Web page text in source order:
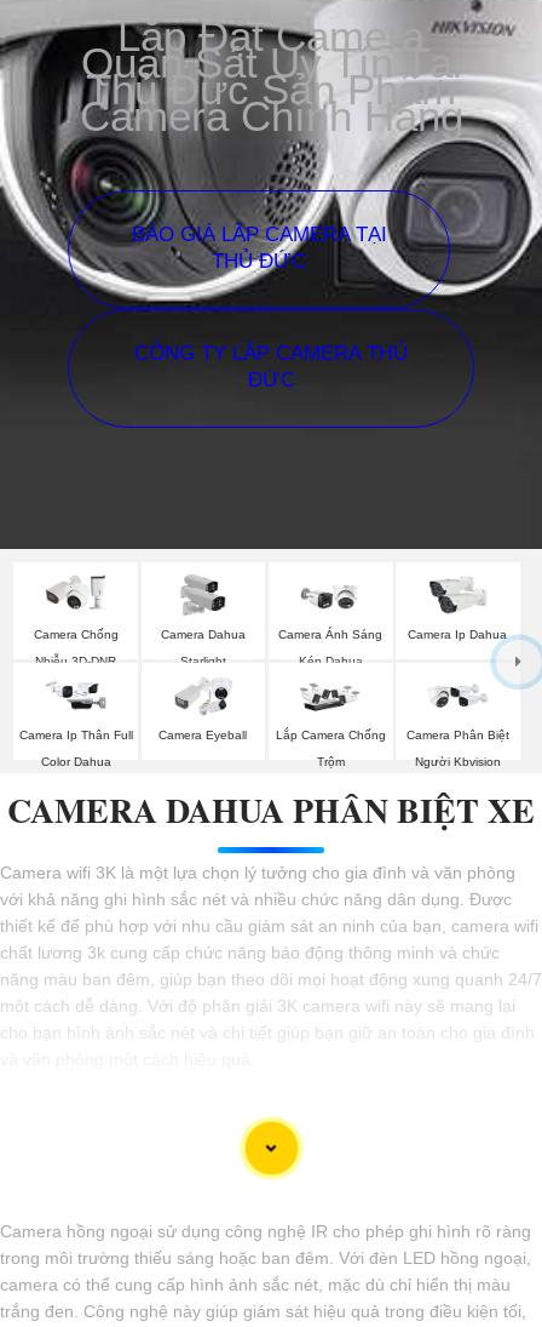
Lắp Đặt Camera
Quan Sát Uy Tín Tại
Thủ Đức Sản Phẩm
Camera Chính Hãng
BÁO GIÁ LẮP CAMERA TẠI
THỦ ĐỨC
CÔNG TY LẮP CAMERA THỦ
ĐỨC
Camera Chống
Nhiễu 3D-DNR
Dahua
Camera Dahua
Starlight
Camera Ánh Sáng
Kép Dahua
Camera Ip Dahua
Camera Ip Thân Full
Color Dahua
Camera Eyeball
Lắp Camera Chống
Trộm
Camera Phân Biệt
Người Kbvision
CAMERA DAHUA PHÂN BIỆT XE
Camera wifi 3K là một lựa chọn lý tưởng cho gia đình và văn phòng
với khả năng ghi hình sắc nét và nhiều chức năng dân dụng. Được
thiết kế để phù hợp với nhu cầu giám sát an ninh của bạn, camera wifi
chất lương 3k cung cấp chức năng báo động thông minh và chức
năng màu ban đêm, giúp bạn theo dõi mọi hoạt động xung quanh 24/7
một cách dễ dàng. Với độ phân giải 3K camera wifi này sẽ mang lại
cho bạn hình ảnh sắc nét và chi tiết giúp bạn giữ an toàn cho gia đình
Camera hồng ngoại sử dụng công nghệ IR cho phép ghi hình rõ ràng
trong môi trường thiếu sáng hoặc ban đêm. Với đèn LED hồng ngoại,
camera có thể cung cấp hình ảnh sắc nét, mặc dù chỉ hiển thị màu
trắng đen. Công nghệ này giúp giám sát hiệu quả trong điều kiện tối,